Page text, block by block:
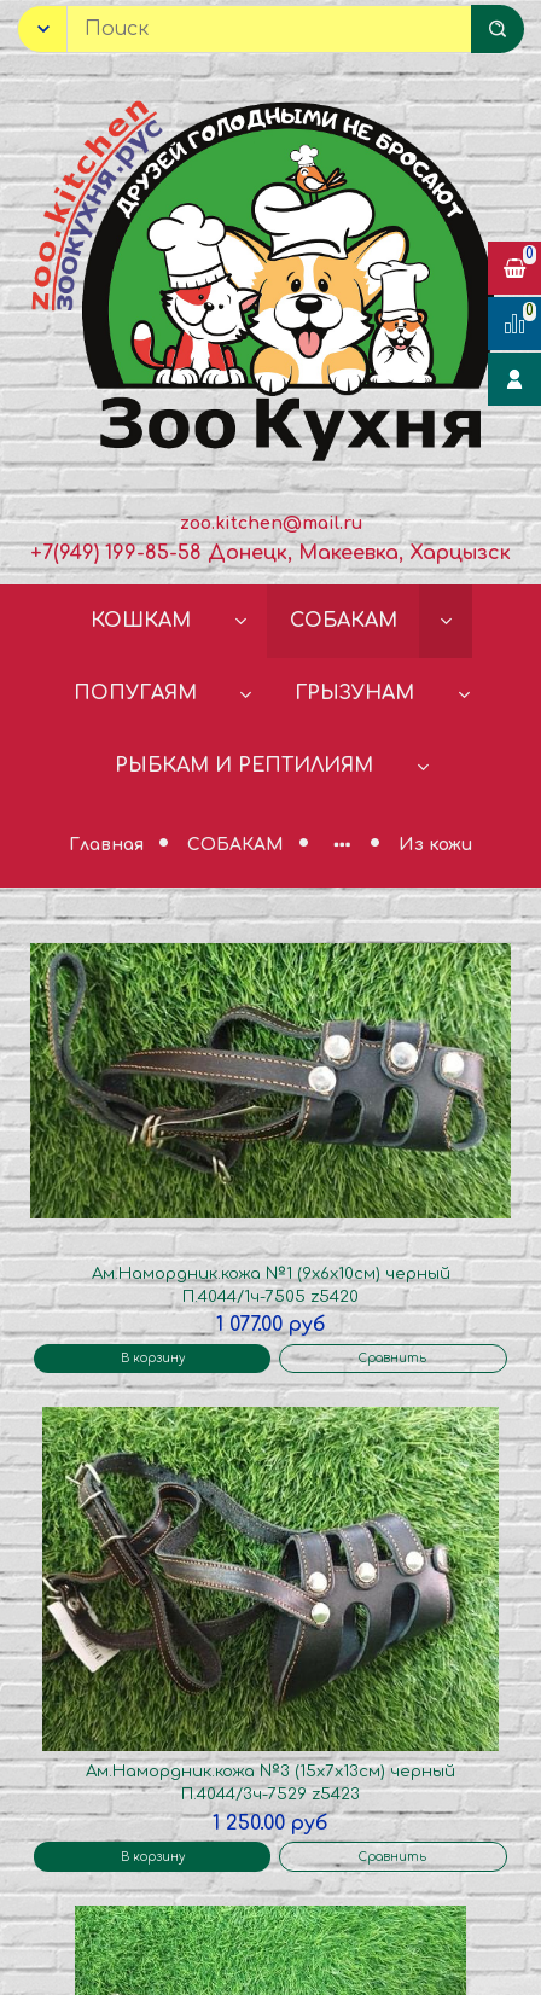
zoo.kitchen@mail.ru
+7(949) 199-85-58 Донецк, Макеевка, Харцызск
КОШКАМ СОБАКАМ
ПОПУГАЯМ ГРЫЗУНАМ
РЫБКАМ И РЕПТИЛИЯМ
Главная СОБАКАМ Из кожи
Ам.Намордник.кожа №1 (9х6х10см) черный
П.4044/1ч-7505 z5420
1 077.00 руб
В корзину Сравнить
Ам.Намордник.кожа №3 (15х7х13см) черный
П.4044/3ч-7529 z5423
1 250.00 руб
В корзину Сравнить
0
0